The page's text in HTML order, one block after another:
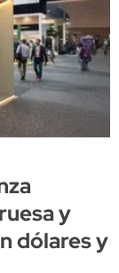
y
dólares y